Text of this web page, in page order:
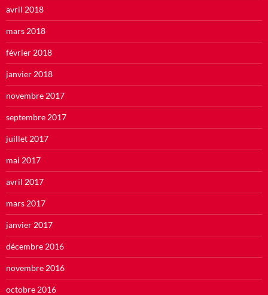
avril 2018
mars 2018
février 2018
janvier 2018
novembre 2017
septembre 2017
juillet 2017
mai 2017
avril 2017
mars 2017
janvier 2017
décembre 2016
novembre 2016
octobre 2016